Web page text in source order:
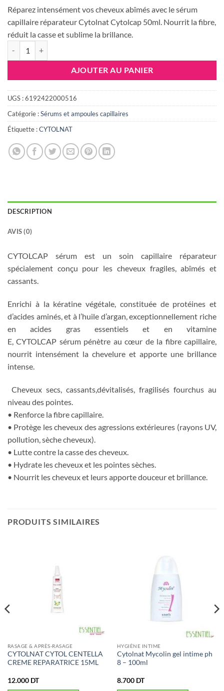
initial
était :
42.420 DT.
actuel
est :
Réparez intensément vos cheveux abîmés avec le sérum
capillaire réparateur Cytolnat Cytolcap 50ml. Nourrit la fibre,
réduit la casse et sublime la brillance.
AJOUTER AU PANIER
UGS :6192422000516
Catégorie :Sérums et ampoules capillaires
Étiquette :CYTOLNAT
DESCRIPTION
AVIS (0)
CYTOLCAP sérum est un soin capillaire réparateur
spécialement conçu pour les cheveux fragiles, abîmés et
cassants.
Enrichi à la kératine végétale, constituée de protéines et
d’acides aminés, et à l’huile d’argan, exceptionnellement riche
en acides gras essentiels et en vitamine
E, CYTOLCAP sérum pénètre au cœur de la fibre capillaire,
nourrit intensément la chevelure et apporte une brillance
intense.
Cheveux secs, cassants,dévitalisés, fragilisés fourchus au
niveau des pointes.
• Renforce la fibre capillaire.
• Protège les cheveux des agressions extérieures (rayons UV,
pollution, sèche cheveux).
• Lutte contre la casse des cheveux.
• Hydrate les cheveux et les pointes sèches.
• Nourrit les cheveux et leurs apporte douceur et brillance.
PRODUITS SIMILAIRES
RASAGE & APRÈS-RASAGE
CYTOLNAT CYTOL CENTELLA
CREME REPARATRICE 15ML
12.000 DT
HYGIÈNE INTIME
Cytolnat Mycolin gel intime ph
8 – 100ml
8.700 DT